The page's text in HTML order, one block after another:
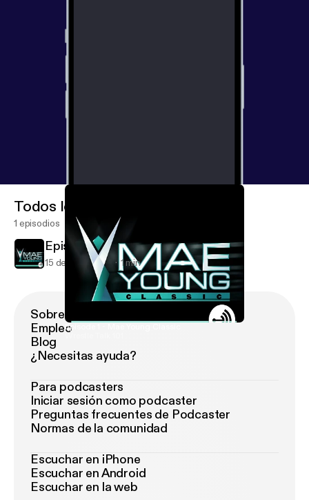
Episode 1 - Mae Young Classic
Todos los episodios
1 episodios
Episode 1 - Mae Young Classic
15 de jul de 2017 1 min
Sobre Podimo
Empleo
Blog
¿Necesitas ayuda?
Para podcasters
Iniciar sesión como podcaster
Preguntas frecuentes de Podcaster
Normas de la comunidad
Escuchar en iPhone
Escuchar en Android
Escuchar en la web